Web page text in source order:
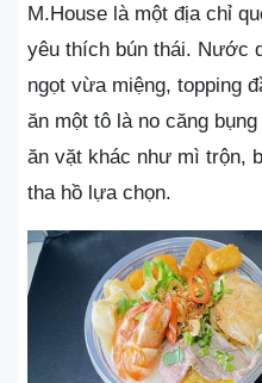
M.House là một địa chỉ
yêu thích bún thái. Nước
ngọt vừa miệng, topping
ăn một tô là no căng
ăn vặt khác như mì trộn,
tha hồ lựa chọn.